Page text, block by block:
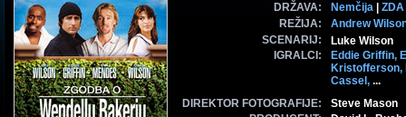
DRŽAVA: Nemčija
ZDA
REŽIJA:
Andrew
SCENARIJ:
Luke Wilson
IGRALCI:
Eddie Griffin,
Kristofferson,
Cassel, ...
DIREKTOR FOTOGRAFIJE:
Steve Mason